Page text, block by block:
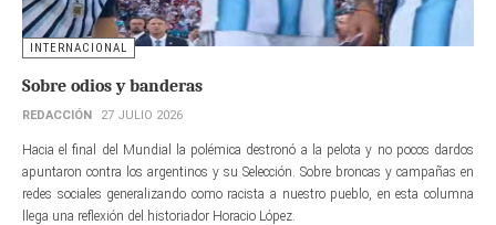
INTERNACIONAL
Sobre odios y banderas
REDACCIÓN 27 JULIO 2026
Hacia el final del Mundial la polémica destronó a la pelota y no pocos dardos
apuntaron contra los argentinos y su Selección. Sobre broncas y campañas en
redes sociales generalizando como racista a nuestro pueblo, en esta columna
llega una reflexión del historiador Horacio López.